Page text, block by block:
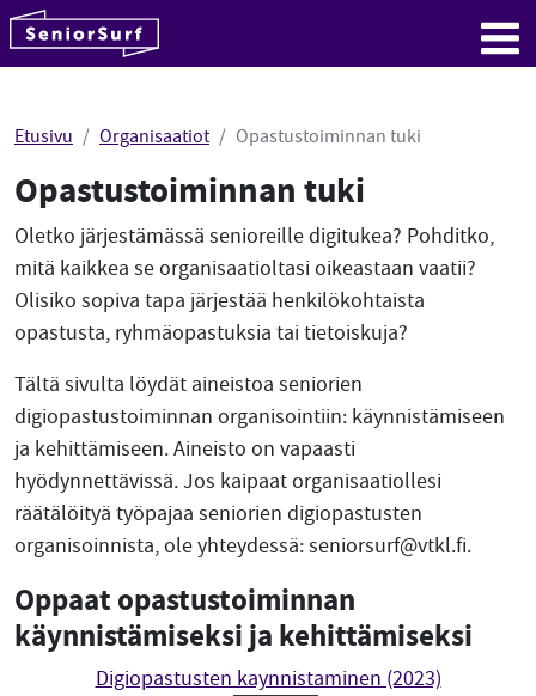
Hyppää sisältöön
Etusivu Organisaatiot Opastustoiminnan tuki
Opastustoiminnan tuki
Oletko järjestämässä senioreille digitukea? Pohditko,
mitä kaikkea se organisaatioltasi oikeastaan vaatii?
Olisiko sopiva tapa järjestää henkilökohtaista
opastusta, ryhmäopastuksia tai tietoiskuja?
Tältä sivulta löydät aineistoa seniorien
digiopastustoiminnan organisointiin: käynnistämiseen
ja kehittämiseen. Aineisto on vapaasti
hyödynnettävissä. Jos kaipaat organisaatiollesi
räätälöityä työpajaa seniorien digiopastusten
organisoinnista, ole yhteydessä: seniorsurf@vtkl.fi.
Oppaat opastustoiminnan
käynnistämiseksi ja kehittämiseksi
Digiopastusten kaynnistaminen (2023)